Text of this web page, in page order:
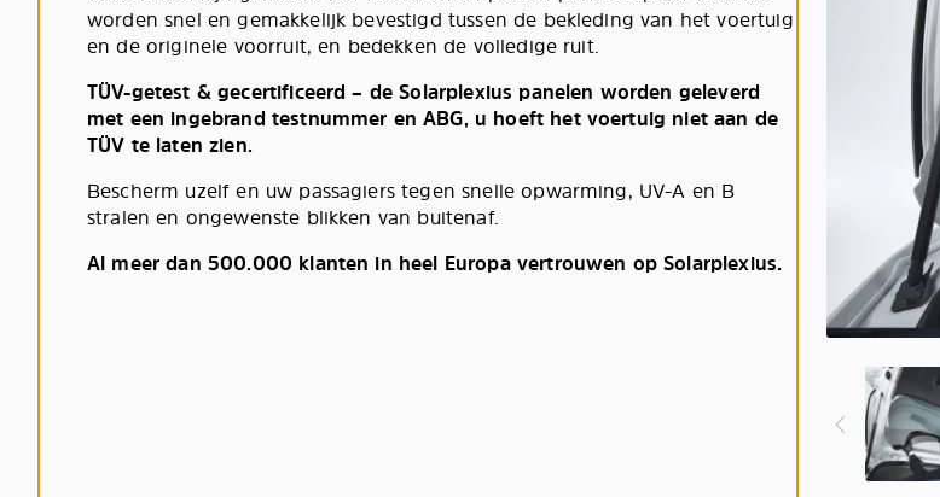
worden snel en gemakkelijk bevestigd tussen de bekleding van het voertuig
en de originele voorruit, en bedekken de volledige ruit.
TÜV-getest & gecertificeerd – de Solarplexius panelen worden geleverd
met een ingebrand testnummer en ABG, u hoeft het voertuig niet aan de
TÜV te laten zien.
Bescherm uzelf en uw passagiers tegen snelle opwarming, UV-A en B
stralen en ongewenste blikken van buitenaf.
Al meer dan 500.000 klanten in heel Europa vertrouwen op Solarplexius.